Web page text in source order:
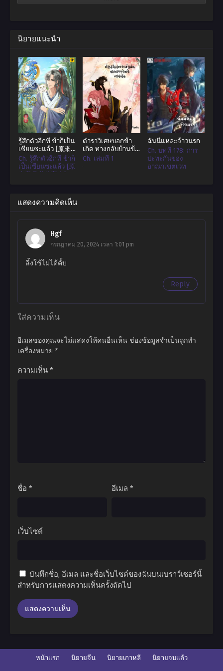
บรรพชนยุทธ์ เขตแดนกษัตริย์ยุทธ์ เขตแดนจักรพรรดิยุทธิ์ เขตแดน
ปราชญ์ยุทธ์ เขตแดนราชันย์ยุทธ์. ระบบเขตแดนบ่มเพาะเทียบกับสัตว์
ร้าย. เขตแดนเปิดชีพจร.=สัตว์ทั่วไป. เขตแดนศิษย์ยุทธ์ = สัตว์ร้าย
ระดับต่ำ. เขตแดนอาจารย์ยุทธ์ = สัตว์ร้ายระดับกลาง เขตแดนบรรพ
ชนยุทธ์ = สัตว์ร้ายระดับสูง เขตแดนกษัตริย์ยุทธ์ = สัตว์วิญญาณระดับ
ต่ำ. เขตแดนจักรพรรดิยุทธิ์ = สัตว์วิญญาณระดับกลาง เขตแดน
ปราชญ์ยุทธ์ = สัตว์วิญญาณระดับสูง เขตแดนราชันย์ยุทธ์. = สัตว์
ศักดิ์สิทธิ์
นิยายแนะนำ
รู้สึกตัวอีกที ข้าก็เป็น
เซียนซะแล้ว [原來
我是世外高人]
Ch. รู้สึกตัวอีกที ข้าก็
เป็นเซียนซะแล้ว [原
來我是世外高人] -
ถิ่นรีบปรากฏออกมา
เสีย!
ตำราวิเศษบอกข้า
เถิด ทางกลับบ้านข้า
อยู่หนใด
Ch. เล่มที่ 1
ฉันนี่แหละจ้าวนรก
Ch. บทที่ 178: การ
ปะทะกันของ
อาณาเขตเวท
แสดงความคิดเห็น
Hgf
กรกฎาคม 20, 2024 เวลา 1:01 pm
ลิ้งใช้ไม่ได้คั้บ
Reply
ใส่ความเห็น
อีเมลของคุณจะไม่แสดงให้คนอื่นเห็น ช่องข้อมูลจำเป็นถูกทำ
เครื่องหมาย *
ความเห็น *
ชื่อ * อีเมล *
เว็บไซต์
บันทึกชื่อ, อีเมล และชื่อเว็บไซต์ของฉันบนเบราว์เซอร์นี้
สำหรับการแสดงความเห็นครั้งถัดไป
หน้าแรก นิยายจีน นิยายเกาหลี นิยายจบแล้ว